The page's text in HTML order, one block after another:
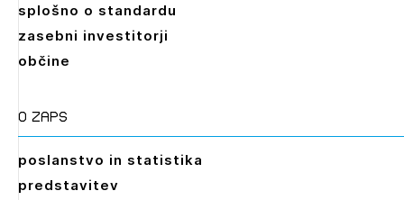
splošno o standardu
zasebni investitorji
občine
O zaps
poslanstvo in statistika
predstavitev